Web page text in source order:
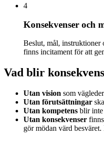
4
Konsekvenser och
Beslut, mål, instruktioner
finns incitament för att
Vad blir
Utan vision som
Utan förutsättningar
Utan kompetens blir inte
Utan konsekvenser
gör mödan värd